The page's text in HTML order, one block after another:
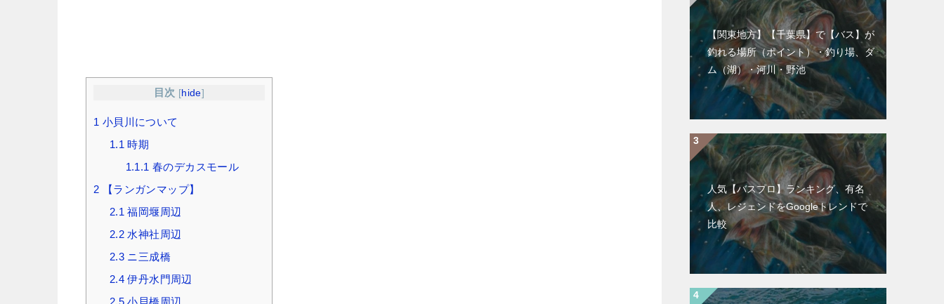
目次 [hide]
1 小貝川について
1.1 時期
1.1.1 春のデカスモール
2 【ランガンマップ】
2.1 福岡堰周辺
2.2 水神社周辺
2.3 ニ三成橋
2.4 伊丹水門周辺
【関東地方】【千葉県】で【バス】が
釣れる場所（ポイント）・釣り場、ダ
ム（湖）・河川・野池
人気【バスプロ】ランキング、有名
人、レジェンドをGoogleトレンドで
比較